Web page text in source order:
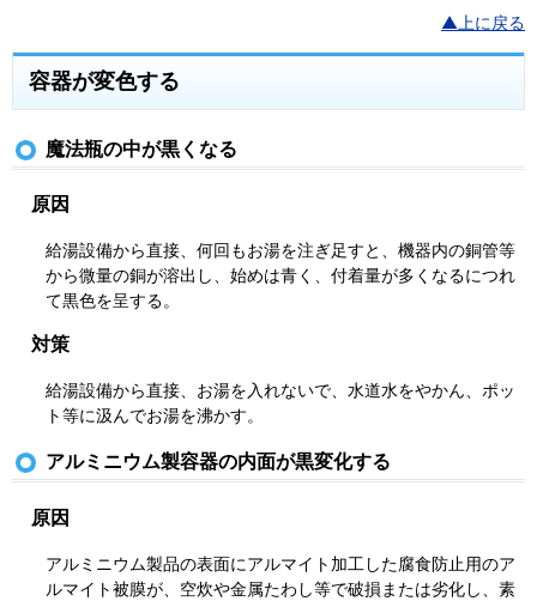
▲上に戻る
容器が変色する
魔法瓶の中が黒くなる
原因
給湯設備から直接、何回もお湯を注ぎ足すと、機器内の銅管等
から微量の銅が溶出し、始めは青く、付着量が多くなるにつれ
て黒色を呈する。
対策
給湯設備から直接、お湯を入れないで、水道水をやかん、ポッ
ト等に汲んでお湯を沸かす。
アルミニウム製容器の内面が黒変化する
原因
アルミニウム製品の表面にアルマイト加工した腐食防止用のア
ルマイト被膜が、空炊や金属たわし等で破損または劣化し、素